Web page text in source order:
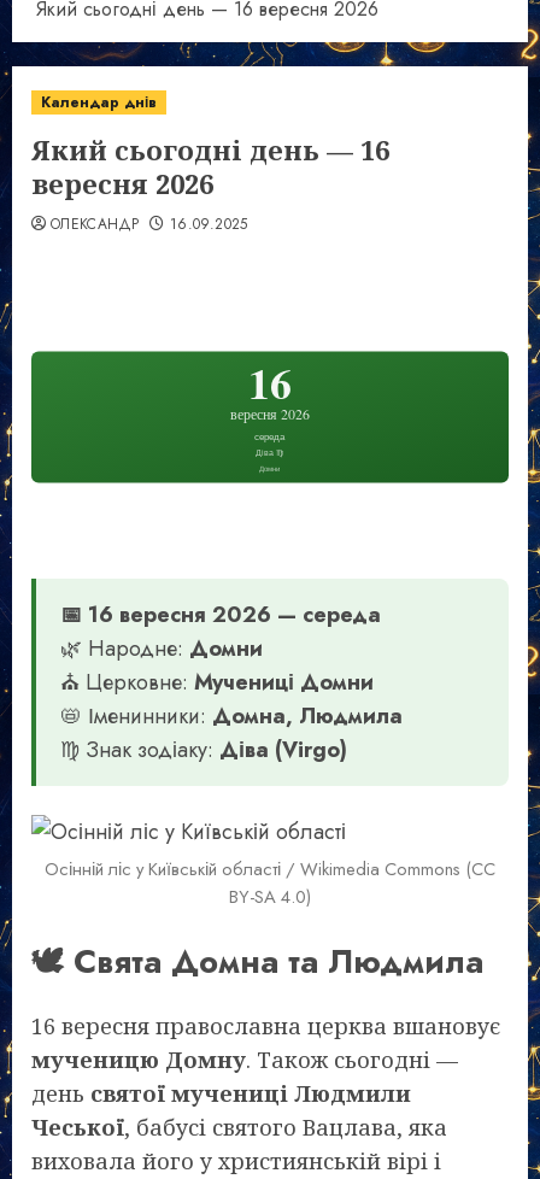
Який сьогодні день — 16 вересня 2026
Календар днів
Який сьогодні день — 16
вересня 2026
ОЛЕКСАНДР 16.09.2025
16
вересня 2026
середа
Діва ♍
Домни
📅 16 вересня 2026 — середа
🌿 Народне: Домни
⛪ Церковне: Мучениці Домни
📛 Іменинники: Домна, Людмила
♍ Знак зодіаку: Діва (Virgo)
Осінній ліс у Київській області / Wikimedia Commons (CC
BY-SA 4.0)
🕊️ Свята Домна та Людмила
16 вересня православна церква вшановує
мученицю Домну. Також сьогодні —
день святої мучениці Людмили
Чеської, бабусі святого Вацлава, яка
виховала його у християнській вірі і